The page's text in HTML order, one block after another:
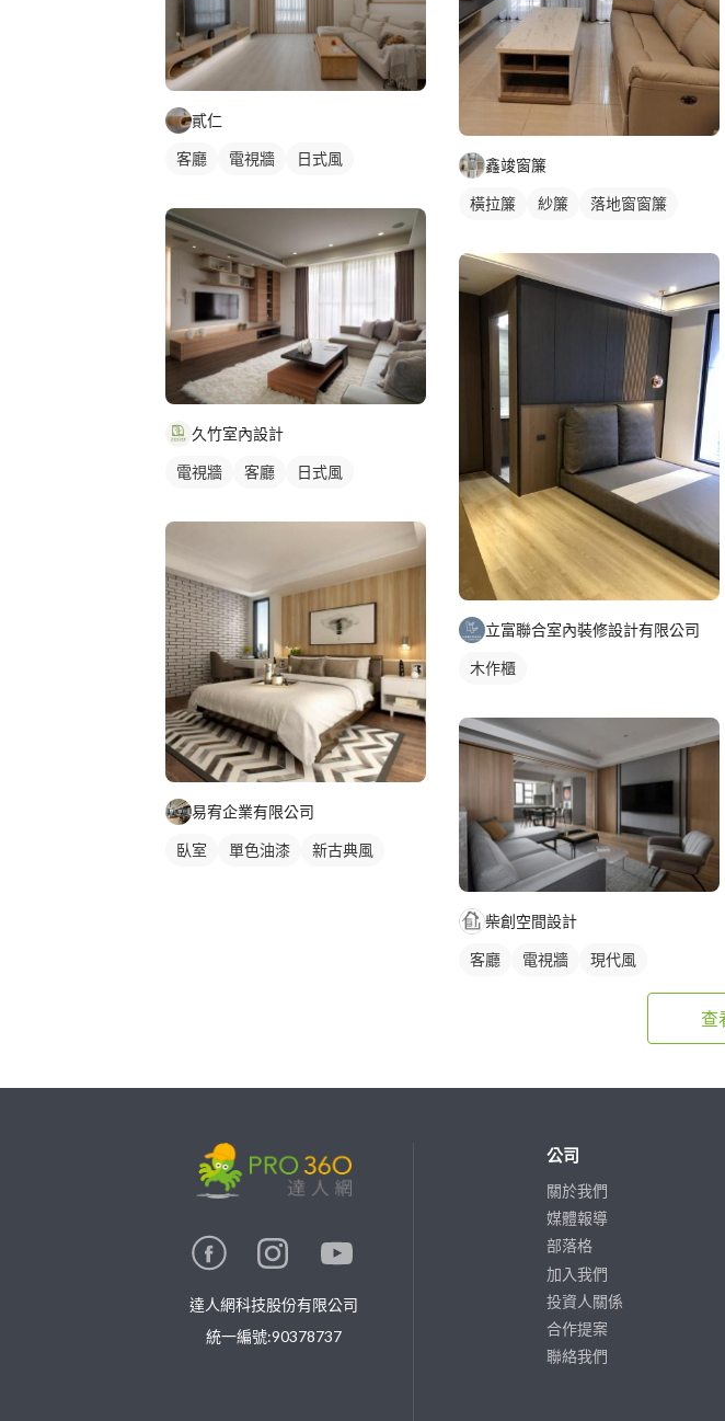
貳仁
客廳 電視牆 日式風
久竹室內設計
電視牆 客廳 日式風
易宥企業有限公司
臥室 單色油漆 新古典風
鑫竣窗簾
橫拉簾 紗簾 落地窗窗簾
立富聯合室內裝修設計有限公司
木作櫃
柴創空間設計
客廳 電視牆 現代風
查
達人網科技股份有限公司
統一編號:90378737
公司
關於我們
媒體報導
部落格
加入我們
投資人關係
合作提案
聯絡我們